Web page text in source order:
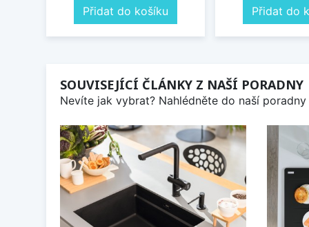
Přidat do košíku Přidat do
SOUVISEJÍCÍ ČLÁNKY Z NAŠÍ PORADNY
Nevíte jak vybrat? Nahlédněte do naší